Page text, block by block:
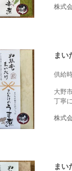
株式
まい
供給
大野
丁寧
株式
まい